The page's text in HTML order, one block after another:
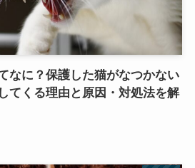
なに？保護した猫がなつかない
てくる理由と原因・対処法を解